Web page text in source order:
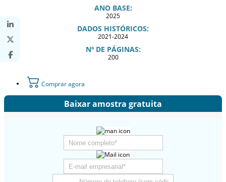
ANO BASE:
2025
DADOS HISTÓRICOS:
2021-2024
Nº DE PÁGINAS:
200
Comprar agora
Baixar amostra gratuita